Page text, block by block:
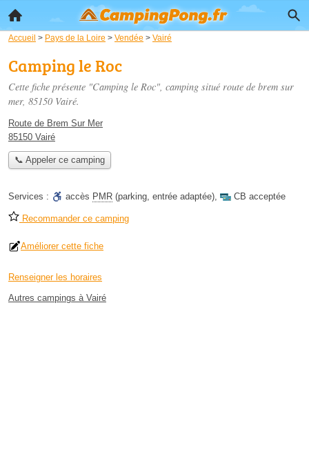
Accueil > Pays de la Loire > Vendée > Vairé
Camping le Roc
Cette fiche présente "Camping le Roc", camping situé route de brem sur
mer, 85150 Vairé.
Route de Brem Sur Mer
85150 Vairé
📞 Appeler ce camping
Services : accès PMR (parking, entrée adaptée), CB acceptée
Recommander ce camping
Améliorer cette fiche
Renseigner les horaires
Autres campings à Vairé